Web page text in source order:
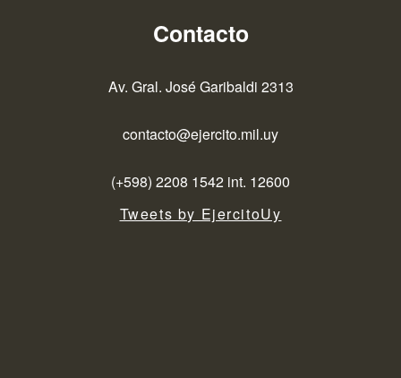
Contacto
Av. Gral. José Garibaldi 2313
contacto@ejercito.mil.uy
(+598) 2208 1542 int. 12600
Tweets by EjercitoUy